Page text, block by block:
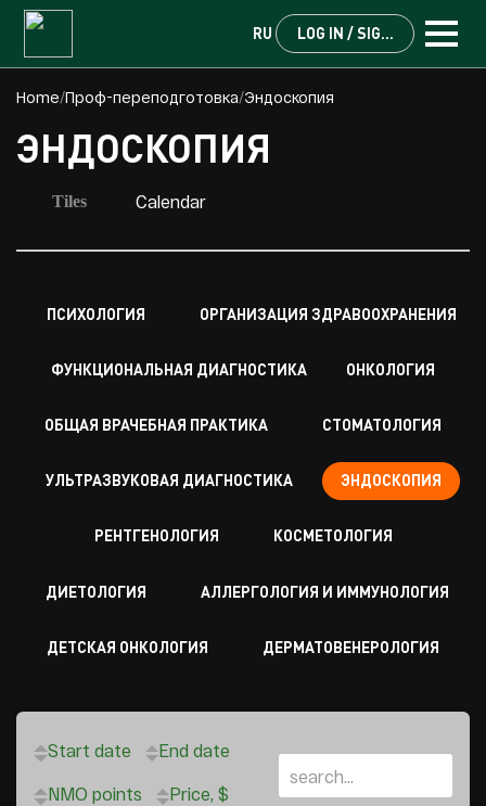
RU LOG IN / SIGN UP
MASTERCLASSES
LECTURERS
CONTACT INFO
Home Проф-переподготовка Эндоскопия
ЭНДОСКОПИЯ
Tiles Calendar
ПСИХОЛОГИЯ ОРГАНИЗАЦИЯ ЗДРАВООХРАНЕНИЯ
ФУНКЦИОНАЛЬНАЯ ДИАГНОСТИКА ОНКОЛОГИЯ
ОБЩАЯ ВРАЧЕБНАЯ ПРАКТИКА СТОМАТОЛОГИЯ
УЛЬТРАЗВУКОВАЯ ДИАГНОСТИКА ЭНДОСКОПИЯ
РЕНТГЕНОЛОГИЯ КОСМЕТОЛОГИЯ
ДИЕТОЛОГИЯ АЛЛЕРГОЛОГИЯ И ИММУНОЛОГИЯ
ДЕТСКАЯ ОНКОЛОГИЯ ДЕРМАТОВЕНЕРОЛОГИЯ
Start date End date
NMO points Price, $